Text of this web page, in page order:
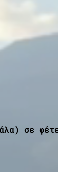
σε